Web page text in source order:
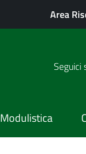
Area
Seguici
Modulistica